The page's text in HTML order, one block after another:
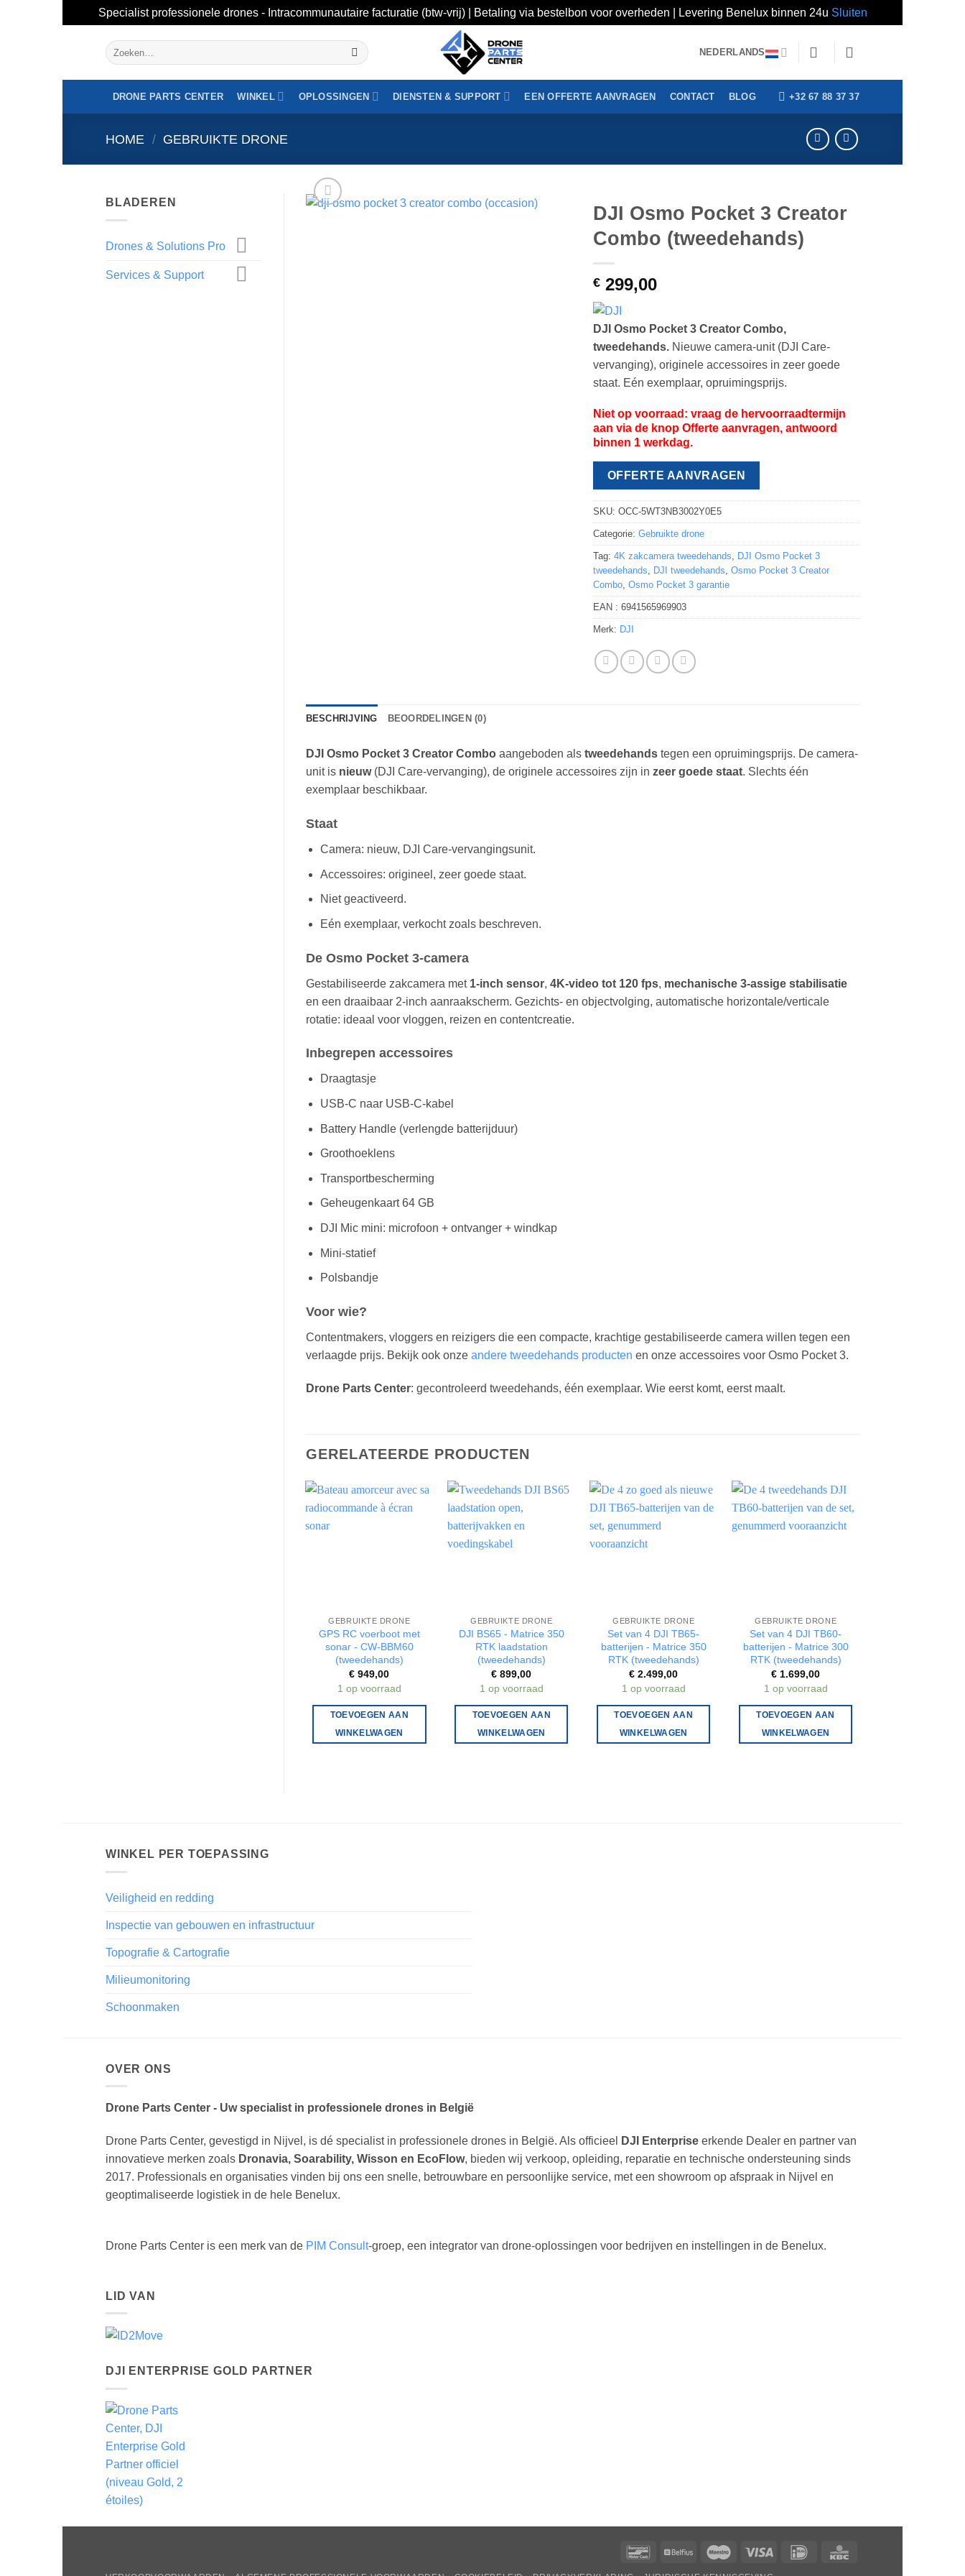
Specialist professionele drones - Intracommunautaire facturatie (btw-vrij) | Betaling via bestelbon voor overheden | Levering Benelux binnen 24u Sluiten
Zoeken
naar:
NEDERLANDS
DRONE PARTS CENTER WINKEL OPLOSSINGEN DIENSTEN & SUPPORT EEN OFFERTE AANVRAGEN CONTACT BLOG +32 67 88 37 37
HOME / GEBRUIKTE DRONE
BLADEREN
Drones & Solutions Pro
Services & Support
DJI Osmo Pocket 3 Creator
Combo (tweedehands)
€ 299,00
DJI Osmo Pocket 3 Creator Combo,
tweedehands. Nieuwe camera-unit (DJI Care-
vervanging), originele accessoires in zeer goede
staat. Eén exemplaar, opruimingsprijs.
Niet op voorraad: vraag de hervoorraadtermijn
aan via de knop Offerte aanvragen, antwoord
binnen 1 werkdag.
OFFERTE AANVRAGEN
SKU:OCC-5WT3NB3002Y0E5
Categorie:Gebruikte drone
Tag:4K zakcamera tweedehands, DJI Osmo Pocket 3
tweedehands, DJI tweedehands,Osmo Pocket 3 Creator
Combo,Osmo Pocket 3 garantie
EAN :6941565969903
Merk: DJI
BESCHRIJVING BEOORDELINGEN (0)
DJI Osmo Pocket 3 Creator Comboaangeboden als tweedehandstegen een opruimingsprijs. De camera-
unit is nieuw(DJI Care-vervanging), de originele accessoires zijn in zeer goede staat. Slechts één
exemplaar beschikbaar.
Staat
Camera: nieuw, DJI Care-vervangingsunit.
Accessoires: origineel, zeer goede staat.
Niet geactiveerd.
Eén exemplaar, verkocht zoals beschreven.
De Osmo Pocket 3-camera
Gestabiliseerde zakcamera met 1-inch sensor, 4K-video tot 120 fps, mechanische 3-assige stabilisatie
en een draaibaar 2-inch aanraakscherm. Gezichts- en objectvolging, automatische horizontale/verticale
rotatie: ideaal voor vloggen, reizen en contentcreatie.
Inbegrepen accessoires
Draagtasje
USB-C naar USB-C-kabel
Battery Handle (verlengde batterijduur)
Groothoeklens
Transportbescherming
Geheugenkaart 64 GB
DJI Mic mini: microfoon + ontvanger + windkap
Mini-statief
Polsbandje
Voor wie?
Contentmakers, vloggers en reizigers die een compacte, krachtige gestabiliseerde camera willen tegen een
verlaagde prijs. Bekijk ook onze andere tweedehands producten en onze accessoires voor Osmo Pocket 3.
Drone Parts Center: gecontroleerd tweedehands, één exemplaar. Wie eerst komt, eerst maalt.
GERELATEERDE PRODUCTEN
GEBRUIKTE DRONE
GPS RC voerboot met
sonar - CW-BBM60
(tweedehands)
€ 949,00
1 op voorraad
TOEVOEGEN AAN
WINKELWAGEN
GEBRUIKTE DRONE
DJI BS65 - Matrice 350
RTK laadstation
(tweedehands)
€ 899,00
1 op voorraad
TOEVOEGEN AAN
WINKELWAGEN
GEBRUIKTE DRONE
Set van 4 DJI TB65-
batterijen - Matrice 350
RTK (tweedehands)
€ 2.499,00
1 op voorraad
TOEVOEGEN AAN
WINKELWAGEN
GEBRUIKTE DRONE
Set van 4 DJI TB60-
batterijen - Matrice 300
RTK (tweedehands)
€ 1.699,00
1 op voorraad
TOEVOEGEN AAN
WINKELWAGEN
WINKEL PER TOEPASSING
Veiligheid en redding
Inspectie van gebouwen en infrastructuur
Topografie & Cartografie
Milieumonitoring
Schoonmaken
OVER ONS
Drone Parts Center - Uw specialist in professionele drones in België
Drone Parts Center, gevestigd in Nijvel, is dé specialist in professionele drones in België. Als officieel DJI Enterprise erkende Dealer en partner van
innovatieve merken zoals Dronavia, Soarability, Wisson en EcoFlow, bieden wij verkoop, opleiding, reparatie en technische ondersteuning sinds
2017. Professionals en organisaties vinden bij ons een snelle, betrouwbare en persoonlijke service, met een showroom op afspraak in Nijvel en
geoptimaliseerde logistiek in de hele Benelux.
Drone Parts Center is een merk van de PIM Consult-groep, een integrator van drone-oplossingen voor bedrijven en instellingen in de Benelux.
LID VAN
DJI ENTERPRISE GOLD PARTNER
BancontactBelfius Maestro Ideaal